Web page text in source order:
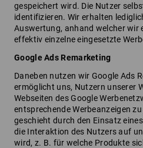
gespeichert wird. Die Nutzer
identifizieren. Wir erhalten
Auswertung, anhand welcher wir
effektiv einzelne eingesetzte
Google Ads Remarketing
Daneben nutzen wir Google Ads
ermöglicht uns, Nutzern unserer
Webseiten des Google
entsprechende Werbeanzeigen
geschieht durch den Einsatz
die Interaktion des Nutzers auf
wird, z. B. für welche Produkte